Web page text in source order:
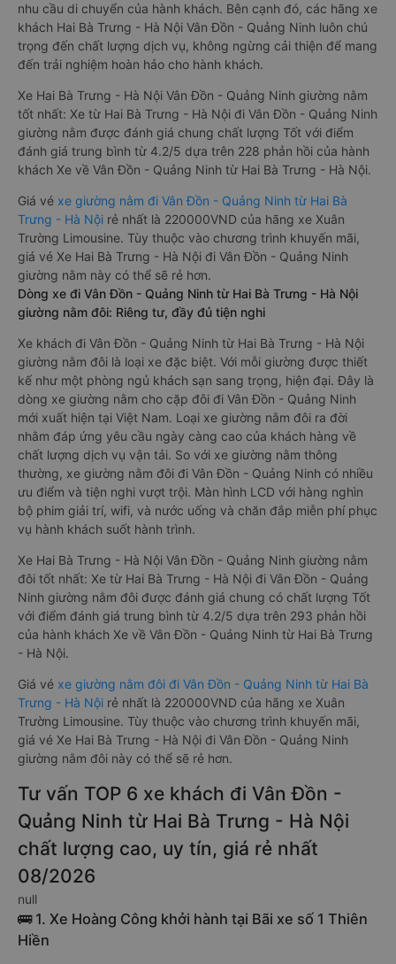
nhu cầu di chuyển của hành khách. Bên cạnh đó, các hãng xe
khách Hai Bà Trưng - Hà Nội Vân Đồn - Quảng Ninh luôn chú
trọng đến chất lượng dịch vụ, không ngừng cải thiện để mang
đến trải nghiệm hoàn hảo cho hành khách.
Xe Hai Bà Trưng - Hà Nội Vân Đồn - Quảng Ninh giường nằm
tốt nhất: Xe từ Hai Bà Trưng - Hà Nội đi Vân Đồn - Quảng Ninh
giường nằm được đánh giá chung chất lượng Tốt với điểm
đánh giá trung bình từ 4.2/5 dựa trên 228 phản hồi của hành
khách Xe về Vân Đồn - Quảng Ninh từ Hai Bà Trưng - Hà Nội.
Giá vé xe giường nằm đi Vân Đồn - Quảng Ninh từ Hai Bà
Trưng - Hà Nội rẻ nhất là 220000VND của hãng xe Xuân
Trường Limousine. Tùy thuộc vào chương trình khuyến mãi,
giá vé Xe Hai Bà Trưng - Hà Nội đi Vân Đồn - Quảng Ninh
giường nằm này có thể sẽ rẻ hơn.
Dòng xe đi Vân Đồn - Quảng Ninh từ Hai Bà Trưng - Hà Nội
giường nằm đôi: Riêng tư, đầy đủ tiện nghi
Xe khách đi Vân Đồn - Quảng Ninh từ Hai Bà Trưng - Hà Nội
giường nằm đôi là loại xe đặc biệt. Với mỗi giường được thiết
kế như một phòng ngủ khách sạn sang trọng, hiện đại. Đây là
dòng xe giường nằm cho cặp đôi đi Vân Đồn - Quảng Ninh
mới xuất hiện tại Việt Nam. Loại xe giường nằm đôi ra đời
nhằm đáp ứng yêu cầu ngày càng cao của khách hàng về
chất lượng dịch vụ vận tải. So với xe giường nằm thông
thường, xe giường nằm đôi đi Vân Đồn - Quảng Ninh có nhiều
ưu điểm và tiện nghi vượt trội. Màn hình LCD với hàng nghìn
bộ phim giải trí, wifi, và nước uống và chăn đắp miễn phí phục
vụ hành khách suốt hành trình.
Xe Hai Bà Trưng - Hà Nội Vân Đồn - Quảng Ninh giường nằm
đôi tốt nhất: Xe từ Hai Bà Trưng - Hà Nội đi Vân Đồn - Quảng
Ninh giường nằm đôi được đánh giá chung có chất lượng Tốt
với điểm đánh giá trung bình từ 4.2/5 dựa trên 293 phản hồi
của hành khách Xe về Vân Đồn - Quảng Ninh từ Hai Bà Trưng
- Hà Nội.
Giá vé xe giường nằm đôi đi Vân Đồn - Quảng Ninh từ Hai Bà
Trưng - Hà Nội rẻ nhất là 220000VND của hãng xe Xuân
Trường Limousine. Tùy thuộc vào chương trình khuyến mãi,
giá vé Xe Hai Bà Trưng - Hà Nội đi Vân Đồn - Quảng Ninh
giường nằm đôi này có thể sẽ rẻ hơn.
Tư vấn TOP 6 xe khách đi Vân Đồn -
Quảng Ninh từ Hai Bà Trưng - Hà Nội
chất lượng cao, uy tín, giá rẻ nhất
08/2026
null
🚌 1. Xe Hoàng Công khởi hành tại Bãi xe số 1 Thiên
Hiền